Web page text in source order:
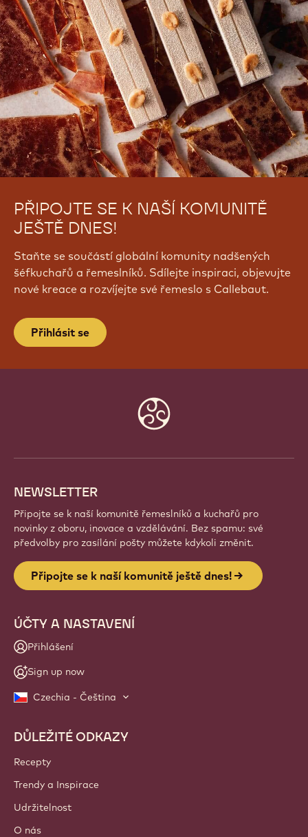
PŘIPOJTE SE K NAŠÍ KOMUNITĚ
JEŠTĚ DNES!
Staňte se součástí globální komunity nadšených
šéfkuchařů a řemeslníků. Sdílejte inspiraci, objevujte
nové kreace a rozvíjejte své řemeslo s Callebaut.
Přihlásit se
NEWSLETTER
Připojte se k naší komunitě řemeslníků a kuchařů pro
novinky z oboru, inovace a vzdělávání. Bez spamu: své
předvolby pro zasílání pošty můžete kdykoli změnit.
Připojte se k naší komunitě ještě dnes!
ÚČTY A NASTAVENÍ
Přihlášení
Sign up now
Czechia - Čeština
Footer
Callebaut
DŮLEŽITÉ ODKAZY
Recepty
Trendy a Inspirace
Udržitelnost
O nás